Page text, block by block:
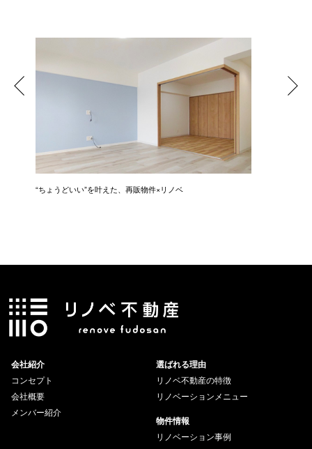
“ちょうどいい”を叶えた、再販物件×リノベ
会社紹介
コンセプト
会社概要
メンバー紹介
選ばれる理由
リノベ不動産の特徴
リノベーションメニュー
物件情報
リノベーション事例